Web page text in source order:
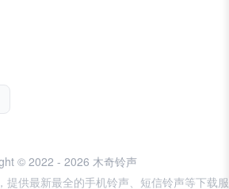
© 2022 - 2026 木奇铃声
提供最新最全的手机铃声、短信铃声等下载服